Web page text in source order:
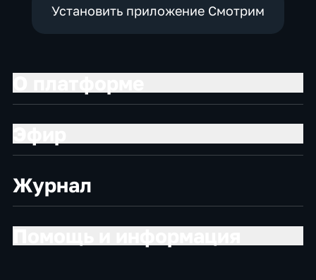
Установить приложение Смотрим
Журнал